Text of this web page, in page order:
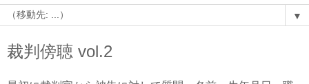
▼
裁判傍聴 vol.2